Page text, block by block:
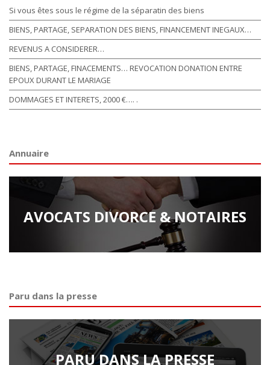
Si vous êtes sous le régime de la séparatin des biens
BIENS, PARTAGE, SEPARATION DES BIENS, FINANCEMENT INEGAUX…
REVENUS A CONSIDERER…
BIENS, PARTAGE, FINACEMENTS… REVOCATION DONATION ENTRE
EPOUX DURANT LE MARIAGE
DOMMAGES ET INTERETS, 2000 €…. .
Annuaire
AVOCATS DIVORCE & NOTAIRES
Paru dans la presse
PARU DANS LA PRESSE